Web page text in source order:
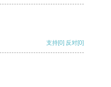
支持[0] 反对[0]